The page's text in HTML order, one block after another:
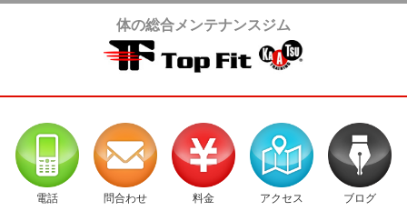
体の総合メンテナンスジム
電話 問合わせ 料金 アクセス ブログ